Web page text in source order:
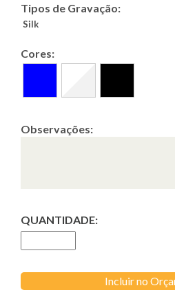
Tipos de Gravação:
Silk
Cores:
Observações:
QUANTIDADE:
Incluir no